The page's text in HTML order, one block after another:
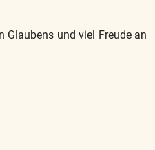
und viel Freude an